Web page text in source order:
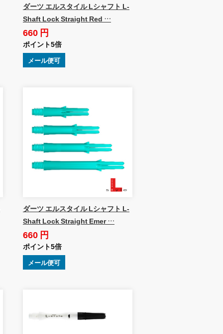
ダーツ エルスタイル Lシャフト L-
Shaft Lock Straight Red …
660 円
ポイント5倍
メール便可
ダーツ エルスタイル Lシャフト L-
Shaft Lock Straight Emer …
660 円
ポイント5倍
メール便可